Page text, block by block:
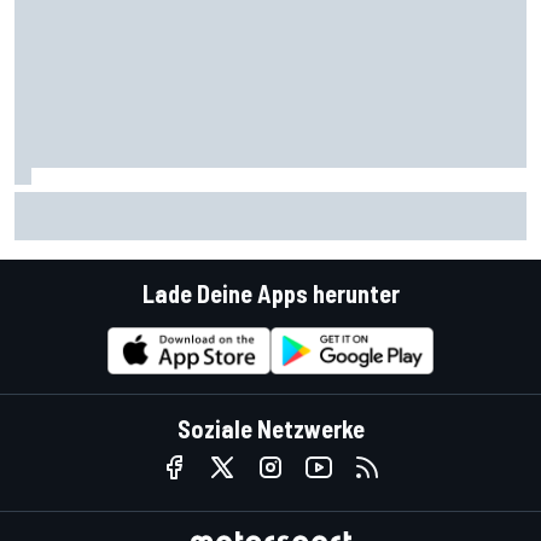
Lade Deine Apps herunter
Soziale Netzwerke